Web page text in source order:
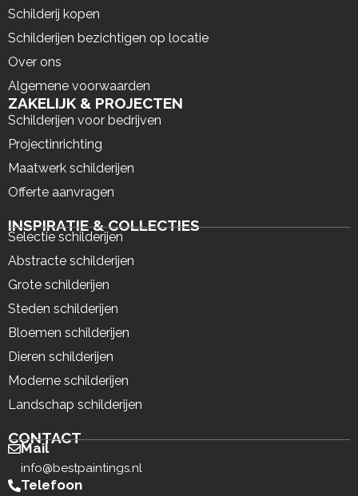
Schilderij kopen
Schilderijen bezichtigen op locatie
Over ons
Algemene voorwaarden
ZAKELIJK & PROJECTEN
Schilderijen voor bedrijven
Projectinrichting
Maatwerk schilderijen
Offerte aanvragen
INSPIRATIE & COLLECTIES
Selectie schilderijen
Abstracte schilderijen
Grote schilderijen
Steden schilderijen
Bloemen schilderijen
Dieren schilderijen
Moderne schilderijen
Landschap schilderijen
CONTACT
Mail
info@bestpaintings.nl
Telefoon